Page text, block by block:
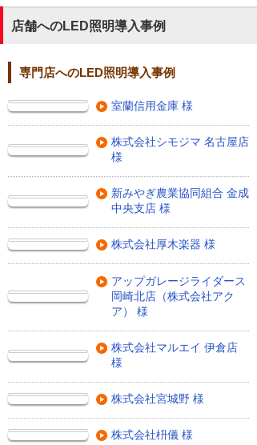
店舗へのLED照明導入事例
専門店へのLED照明導入事例
室蘭信用金庫 様
株式会社シモジマ 名古屋店
様
新みやぎ農業協同組合 金成
中央支店 様
株式会社厚木楽器 様
アップガレージライダース
岡崎北店（株式会社アク
ア） 様
株式会社マルエイ 伊倉店
様
株式会社宮城野 様
株式会社枡儀 様